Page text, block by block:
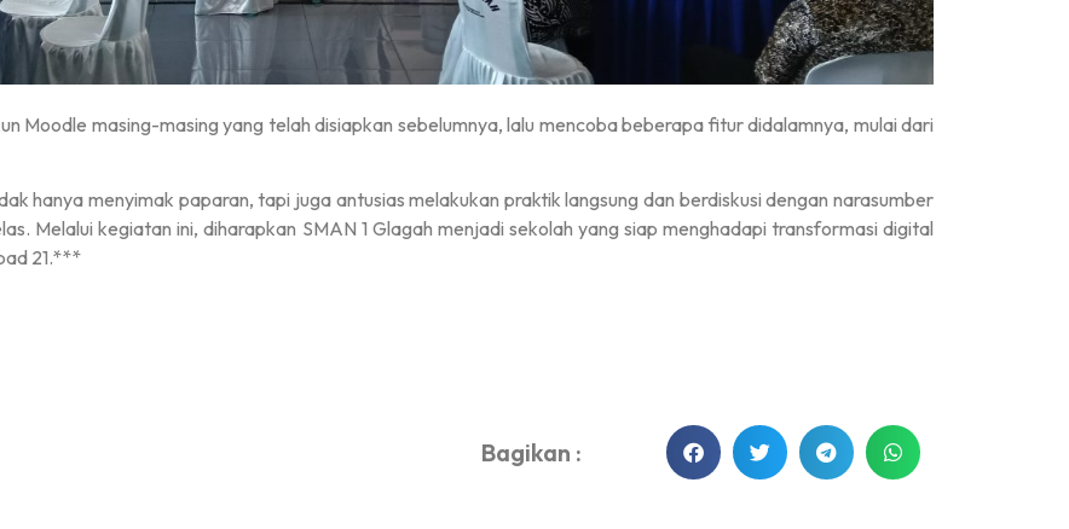
Moodle masing-masing yang telah disiapkan sebelumnya, lalu mencoba beberapa fitur didalamnya, mulai dari
hanya menyimak paparan, tapi juga antusias melakukan praktik langsung dan berdiskusi dengan narasumber
Melalui kegiatan ini, diharapkan SMAN 1 Glagah menjadi sekolah yang siap menghadapi transformasi digital
21.***
Bagikan :